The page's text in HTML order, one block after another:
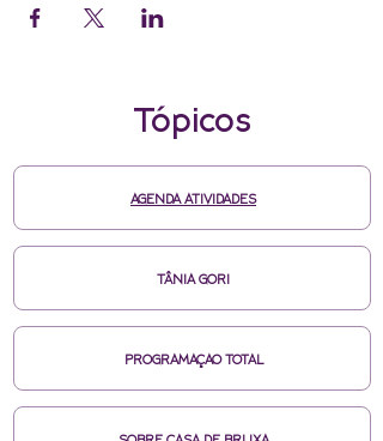
Tópicos
AGENDA ATIVIDADES
TÂNIA GORI
PROGRAMAÇAO TOTAL